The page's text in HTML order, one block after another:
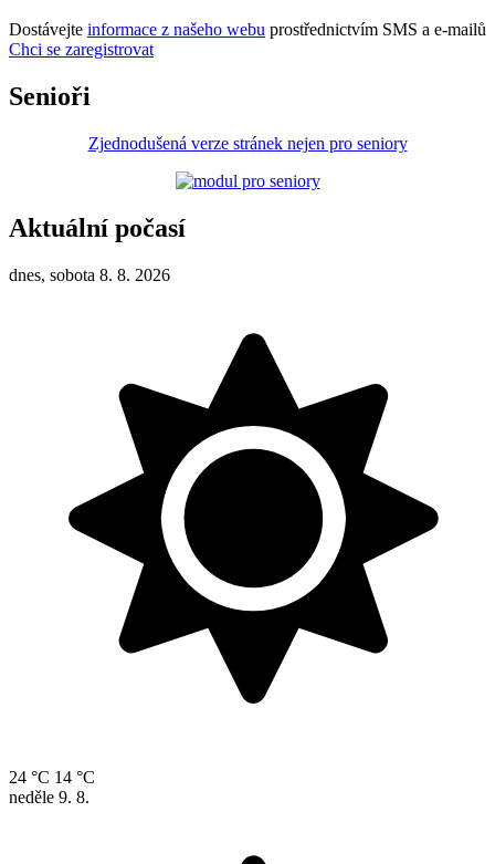
Dostávejte informace z našeho webu prostřednictvím SMS a e-mailů
Chci se zaregistrovat
Senioři
Zjednodušená verze stránek nejen pro seniory
Aktuální počasí
dnes, sobota 8. 8. 2026
24 °C 14 °C
neděle 9. 8.